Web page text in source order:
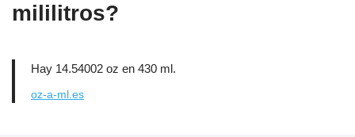
mililitros?
Hay 14.54002 oz en 430 ml.
oz-a-ml.es